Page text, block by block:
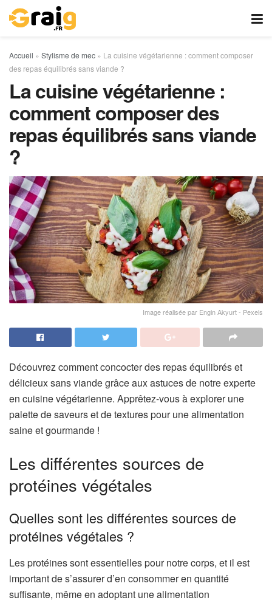
Accueil » Stylisme de mec » La cuisine végétarienne : comment composer
des repas équilibrés sans viande ?
La cuisine végétarienne :
comment composer des
repas équilibrés sans viande
?
Image réalisée par Engin Akyurt - Pexels
Découvrez comment concocter des repas équilibrés et
délicieux sans viande grâce aux astuces de notre experte
en cuisine végétarienne. Apprêtez-vous à explorer une
palette de saveurs et de textures pour une alimentation
saine et gourmande !
Les différentes sources de
protéines végétales
Quelles sont les différentes sources de
protéines végétales ?
Les protéines sont essentielles pour notre corps, et il est
important de s’assurer d’en consommer en quantité
suffisante, même en adoptant une alimentation